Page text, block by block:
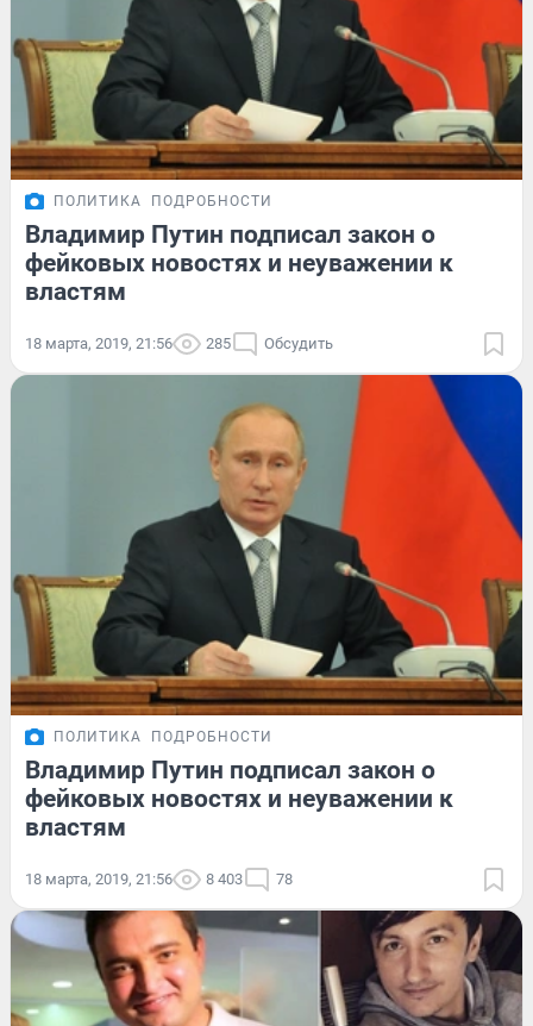
ПОЛИТИКА ПОДРОБНОСТИ
Владимир Путин подписал закон о
фейковых новостях и неуважении к
властям
18 марта, 2019, 21:56 285 Обсудить
ПОЛИТИКА ПОДРОБНОСТИ
Владимир Путин подписал закон о
фейковых новостях и неуважении к
властям
18 марта, 2019, 21:56 8 403 78